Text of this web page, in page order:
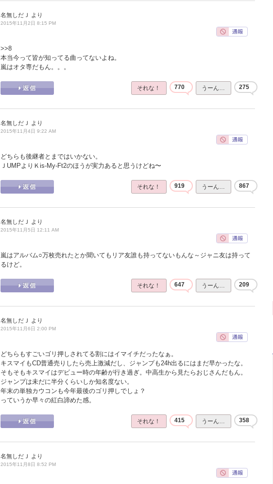
名無しだＪ より
2015年11月2日 8:15 PM
>>8
本当今って皆が知ってる曲ってないよね。
嵐はオタ専だもん。。。
それな！ 770 うーん… 275
名無しだＪ より
2015年11月4日 9:22 AM
どちらも後継者とまではいかない。
ＪUMPよりＫis-My-Ft2のほうが実力あると思うけどね〜
それな！ 919 うーん… 867
名無しだＪ より
2015年11月5日 12:11 AM
嵐はアルバム○万枚売れたとか聞いてもリア友誰も持ってないもんな～ジャニ友は持って
るけど。
それな！ 647 うーん… 209
名無しだＪ より
2015年11月6日 2:00 PM
どちらもすごいゴリ押しされてる割にはイマイチだったなぁ。
キスマイもCD普通売りしたら売上激減だし、ジャンプも24h出るにはまだ早かったな。
そもそもキスマイはデビュー時の年齢が行き過ぎ。中高生から見たらおじさんだもん。
ジャンプは未だに半分くらいしか知名度ない。
年末の単独カウコンも今年最後のゴリ押しでしょ？
っていうか早々の紅白諦めた感。
それな！ 415 うーん… 358
名無しだＪ より
2015年11月8日 8:52 PM